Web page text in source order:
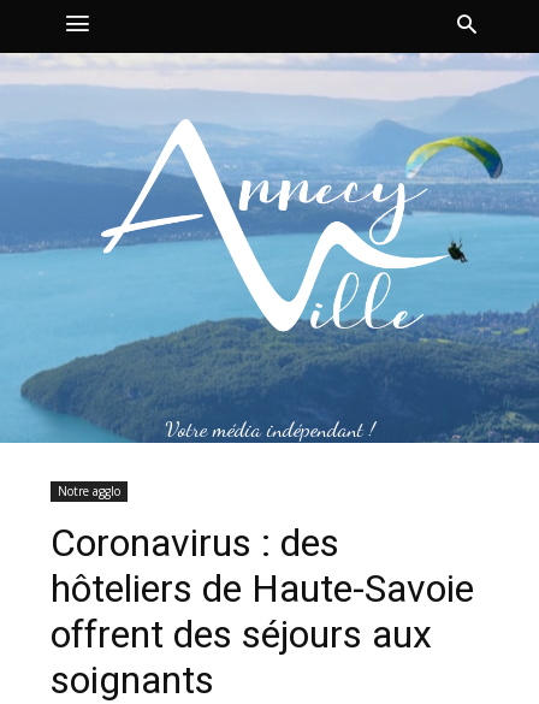
Votre média indépendant !
Notre agglo
Coronavirus : des
hôteliers de Haute-Savoie
offrent des séjours aux
soignants